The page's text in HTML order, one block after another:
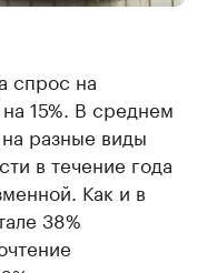
спрос на
15%. В среднем
разные виды
в течение года
Как и в
38%